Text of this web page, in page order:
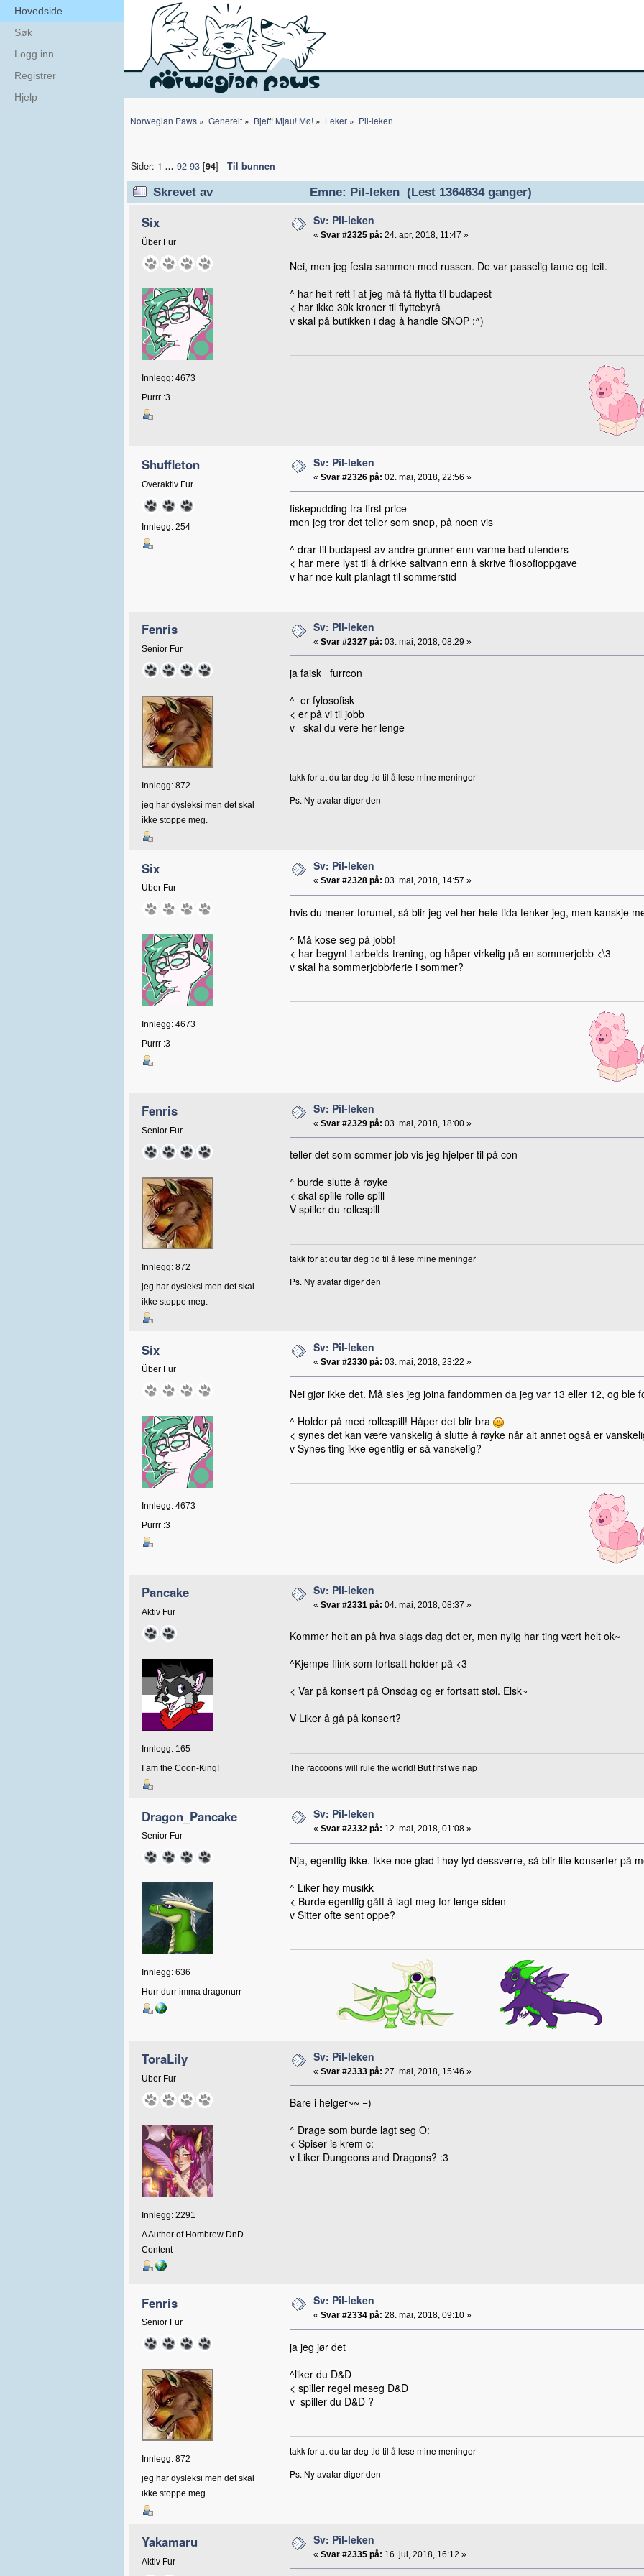
Hovedside
Søk
Logg inn
Registrer
Hjelp
Norwegian Paws » Generelt» Bjeff! Mjau! Mø!» Leker» Pil-leken
Sider: 1 ... 92 93[94] Til bunnen
Skrevet av Emne: Pil-leken (Lest 1364634 ganger)
Six
Über Fur
Innlegg: 4673
Purrr :3
Sv: Pil-leken
« Svar #2325 på: 24. apr, 2018, 11:47 »
Nei, men jeg festa sammen med russen. De var passelig tame og teit.
^ har helt rett i at jeg må få flytta til budapest
< har ikke 30k kroner til flyttebyrå
v skal på butikken i dag å handle SNOP :^)
Shuffleton
Overaktiv Fur
Innlegg: 254
Sv: Pil-leken
« Svar #2326 på: 02. mai, 2018, 22:56 »
fiskepudding fra first price
men jeg tror det teller som snop, på noen vis
^ drar til budapest av andre grunner enn varme bad utendørs
< har mere lyst til å drikke saltvann enn å skrive filosofioppgave
v har noe kult planlagt til sommerstid
Fenris
Senior Fur
Innlegg: 872
jeg har dysleksi men det skal
ikke stoppe meg.
Sv: Pil-leken
« Svar #2327 på: 03. mai, 2018, 08:29 »
ja faisk furrcon
^ er fylosofisk
< er på vi til jobb
v skal du vere her lenge
takk for at du tar deg tid til å lese mine meninger
Ps. Ny avatar diger den
Six
Über Fur
Innlegg: 4673
Purrr :3
Sv: Pil-leken
« Svar #2328 på: 03. mai, 2018, 14:57 »
hvis du mener forumet, så blir jeg vel her hele tida tenker jeg, men kanskje
^ Må kose seg på jobb!
< har begynt i arbeids-trening, og håper virkelig på en sommerjobb <\3
v skal ha sommerjobb/ferie i sommer?
Fenris
Senior Fur
Innlegg: 872
jeg har dysleksi men det skal
ikke stoppe meg.
Sv: Pil-leken
« Svar #2329 på: 03. mai, 2018, 18:00 »
teller det som sommer job vis jeg hjelper til på con
^ burde slutte å røyke
< skal spille rolle spill
V spiller du rollespill
takk for at du tar deg tid til å lese mine meninger
Ps. Ny avatar diger den
Six
Über Fur
Innlegg: 4673
Purrr :3
Sv: Pil-leken
« Svar #2330 på: 03. mai, 2018, 23:22 »
Nei gjør ikke det. Må sies jeg joina fandommen da jeg var 13 eller 12, og ble
^ Holder på med rollespill! Håper det blir bra
< synes det kan være vanskelig å slutte å røyke når alt annet også er
v Synes ting ikke egentlig er så vanskelig?
Pancake
Aktiv Fur
Innlegg: 165
I am the Coon-King!
Sv: Pil-leken
« Svar #2331 på: 04. mai, 2018, 08:37 »
Kommer helt an på hva slags dag det er, men nylig har ting vært helt ok~
^Kjempe flink som fortsatt holder på <3
< Var på konsert på Onsdag og er fortsatt støl. Elsk~
V Liker å gå på konsert?
The raccoons will rule the world! But first we nap
Dragon_Pancake
Senior Fur
Innlegg: 636
Hurr durr imma dragonurr
Sv: Pil-leken
« Svar #2332 på: 12. mai, 2018, 01:08 »
Nja, egentlig ikke. Ikke noe glad i høy lyd dessverre, så blir lite konserter på
^ Liker høy musikk
< Burde egentlig gått å lagt meg for lenge siden
v Sitter ofte sent oppe?
ToraLily
Über Fur
Innlegg: 2291
A Author of Hombrew DnD
Content
Sv: Pil-leken
« Svar #2333 på: 27. mai, 2018, 15:46 »
Bare i helger~~ =)
^ Drage som burde lagt seg O:
< Spiser is krem c:
v Liker Dungeons and Dragons? :3
Fenris
Senior Fur
Innlegg: 872
jeg har dysleksi men det skal
ikke stoppe meg.
Sv: Pil-leken
« Svar #2334 på: 28. mai, 2018, 09:10 »
ja jeg jør det
^liker du D&D
< spiller regel meseg D&D
v spiller du D&D ?
takk for at du tar deg tid til å lese mine meninger
Ps. Ny avatar diger den
Yakamaru
Aktiv Fur
Sv: Pil-leken
« Svar #2335 på: 16. jul, 2018, 16:12 »